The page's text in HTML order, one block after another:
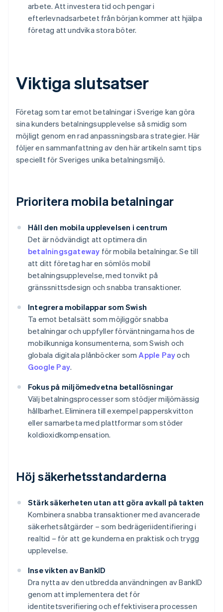
arbete. Att investera tid och pengar i
efterlevnadsarbetet från början kommer att hjälpa
företag att undvika stora böter.
Viktiga slutsatser
Företag som tar emot betalningar i Sverige kan göra
sina kunders betalningsupplevelse så smidig som
möjligt genom en rad anpassningsbara strategier. Här
följer en sammanfattning av den här artikeln samt tips
speciellt för Sveriges unika betalningsmiljö.
Prioritera mobila betalningar
Håll den mobila upplevelsen i centrum
Det är nödvändigt att optimera din
betalningsgateway för mobila betalningar. Se till
att ditt företag har en sömlös mobil
betalningsupplevelse, med tonvikt på
gränssnittsdesign och snabba transaktioner.
Integrera mobilappar som Swish
Ta emot betalsätt som möjliggör snabba
betalningar och uppfyller förväntningarna hos de
mobilkunniga konsumenterna, som Swish och
globala digitala plånböcker somApple Payoch
Google Pay.
Fokus på miljömedvetna betallösningar
Välj betalningsprocesser som stödjer miljömässig
hållbarhet. Eliminera till exempel papperskvitton
eller samarbeta med plattformar som stöder
koldioxidkompensation.
Höj säkerhetsstandarderna
Stärk säkerheten utan att göra avkall på takten
Kombinera snabba transaktioner med avancerade
säkerhetsåtgärder – som bedrägeriidentifiering i
realtid – för att ge kunderna en praktisk och trygg
upplevelse.
Inse vikten av BankID
Dra nytta av den utbredda användningen av BankID
genom att implementera det för
identitetsverifiering och effektivisera processen